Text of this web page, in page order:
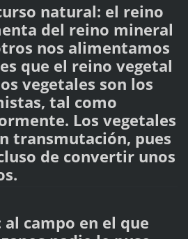
natural: el reino
del reino mineral
nos alimentamos
que el reino vegetal
vegetales son los
tal como
Los vegetales
transmutación, pues
de convertir unos
al campo en el que